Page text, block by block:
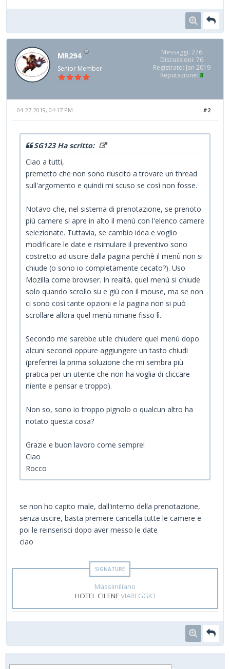
MR294
Senior Member
Messaggi: 276
Discussioni: 76
Registrato: Jan 2019
Reputazione: 8
#2
04-27-2019, 04:17 PM
SG123 Ha scritto:
Ciao a tutti,
premetto che non sono riuscito a trovare un thread
sull'argomento e quindi mi scuso se così non fosse.
Notavo che, nel sistema di prenotazione, se prenoto
più camere si apre in alto il menù con l'elenco camere
selezionate. Tuttavia, se cambio idea e voglio
modificare le date e risimulare il preventivo sono
costretto ad uscire dalla pagina perchè il menù non si
chiude (o sono io completamente cecato?). Uso
Mozilla come browser. In realtà, quel menù si chiude
solo quando scrollo su e giù con il mouse, ma se non
ci sono così tante opzioni e la pagina non si può
scrollare allora quel menù rimane fisso lì.
Secondo me sarebbe utile chiudere quel menù dopo
alcuni secondi oppure aggiungere un tasto chiudi
(preferirei la prima soluzione che mi sembra più
pratica per un utente che non ha voglia di cliccare
niente e pensar e troppo).
Non so, sono io troppo pignolo o qualcun altro ha
notato questa cosa?
Grazie e buon lavoro come sempre!
Ciao
Rocco
se non ho capito male, dall'interno della prenotazione,
senza uscire, basta premere cancella tutte le camere e
poi le reinserisci dopo aver messo le date
ciao
Massimiliano
HOTEL CILENEVIAREGGIO